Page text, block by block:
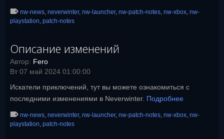
nw-news, neverwinter, nw-launcher, nw-patch-notes, nw-xbox, nw-
playstation, patch-notes
Описание изменений
Автор: Fero
Вт 07 май 2024 01:00:00
Искатели приключений, тут вы можете ознакомиться с
последними изменениями в Neverwinter. Подробнее
nw-news, neverwinter, nw-launcher, nw-patch-notes, nw-xbox, nw-
playstation, patch-notes